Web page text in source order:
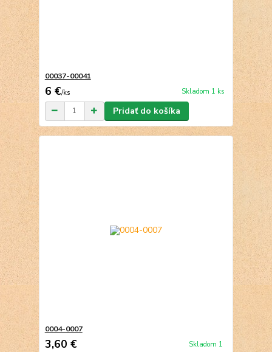
00037-00041
6 €/ks Skladom 1 ks
Pridať do košíka
0004-0007
3,60 € Skladom 1